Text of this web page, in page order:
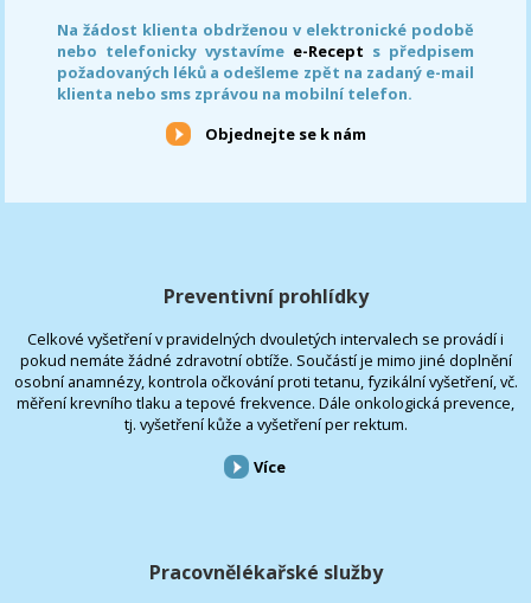
Na žádost klienta obdrženou v elektronické podobě
nebo telefonicky vystavíme e-Recept s předpisem
požadovaných léků a odešleme zpět na zadaný e-mail
klienta nebo sms zprávou na mobilní telefon.
Objednejte se k nám
Preventivní prohlídky
Celkové vyšetření v pravidelných dvouletých intervalech se provádí i
pokud nemáte žádné zdravotní obtíže. Součástí je mimo jiné doplnění
osobní anamnézy, kontrola očkování proti tetanu, fyzikální vyšetření, vč.
měření krevního tlaku a tepové frekvence. Dále onkologická prevence,
tj. vyšetření kůže a vyšetření per rektum.
Více
Pracovnělékařské služby